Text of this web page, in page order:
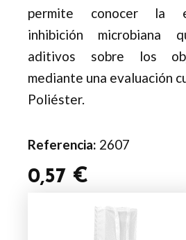
permite conocer la
inhibición microbiana
aditivos sobre los
mediante una evaluación
Poliéster.
Referencia: 2607
0,57 €